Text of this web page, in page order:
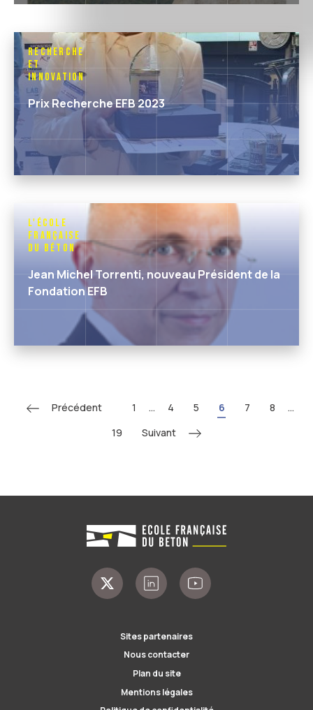
Recherche
et
Innovation
Prix Recherche EFB 2023
L'École
Française
du Béton
Jean Michel Torrenti, nouveau Président de la
Fondation EFB
Précédent 1 ... 4 5 6 7 8
...
19
Suivant
Sites partenaires
Nous contacter
Plan du site
Mentions légales